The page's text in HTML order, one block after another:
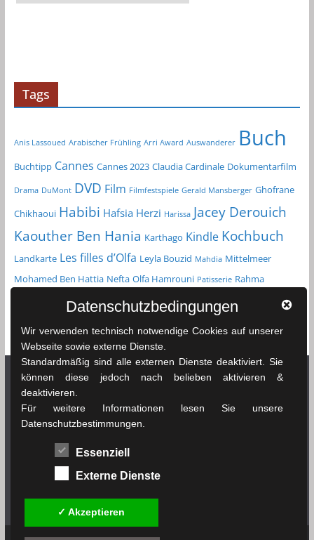
r
Tags
Anis Lassoued Arabischer Frühling Arri Award Auswanderer Buch
Buchtipp Cannes Cannes 2023 Claudia Cardinale Dokumentarfilm
Drama DuMont DVD Film Filmfestspiele Gerald Mansberger Ghofrane
Chikhaoui Habibi Hafsia Herzi Harissa Jacey Derouich
Kaouther Ben Hania Karthago Kindle Kochbuch
Landkarte Les filles d’Olfa Leyla Bouzid Mahdia Mittelmeer
Mohamed Ben Hattia Nefta Olfa Hamrouni Patisserie Rahma
Reiseführer Roman Sfax Spielfilm
sprachenlernen24.de Straßenkarte Taschenbuch Tozeur Tunesien
Tunis
Netzwerk Tunesienexplorer
News & Infos Tunesien - tunesienexplorer.de
Das Wetter in Tunesien - soussewetter.de
Tunesischer Fußball - tunesienfussball.de
Datenschutzbedingungen
Wir verwenden technisch notwendige Cookies auf unserer
Webseite sowie externe Dienste.
Standardmäßig sind alle externen Dienste deaktiviert. Sie
können diese jedoch nach belieben aktivieren &
deaktivieren.
Für weitere Informationen lesen Sie unsere
Datenschutzbestimmungen.
Essenziell
Externe Dienste
✓ Akzeptieren